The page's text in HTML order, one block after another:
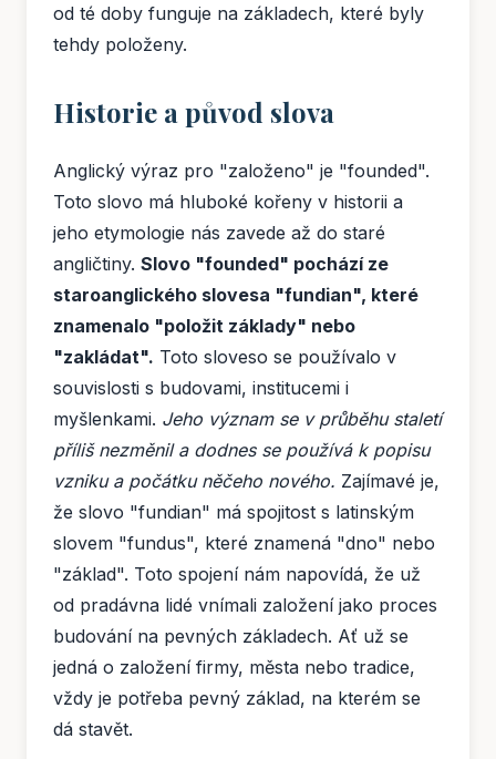
od té doby funguje na základech, které byly
tehdy položeny.
Historie a původ slova
Anglický výraz pro "založeno" je "founded".
Toto slovo má hluboké kořeny v historii a
jeho etymologie nás zavede až do staré
angličtiny. Slovo "founded" pochází ze
staroanglického slovesa "fundian", které
znamenalo "položit základy" nebo
"zakládat". Toto sloveso se používalo v
souvislosti s budovami, institucemi i
myšlenkami. Jeho význam se v průběhu staletí
příliš nezměnil a dodnes se používá k popisu
vzniku a počátku něčeho nového. Zajímavé je,
že slovo "fundian" má spojitost s latinským
slovem "fundus", které znamená "dno" nebo
"základ". Toto spojení nám napovídá, že už
od pradávna lidé vnímali založení jako proces
budování na pevných základech. Ať už se
jedná o založení firmy, města nebo tradice,
vždy je potřeba pevný základ, na kterém se
dá stavět.